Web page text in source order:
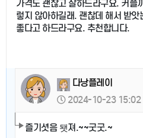
가격도 괜찮고 잘하드라구요. 커플
렇지 않아하길래. 괜찮데 해서 받
좋다고 하드라구요. 추천합니다.
다낭플레이
2024-10-23 15:02
즐기셧음 됏져.~~굿굿.~